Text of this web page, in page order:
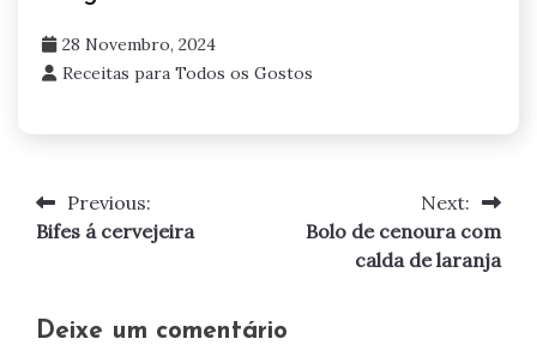
28 Novembro, 2024
Receitas para Todos os Gostos
Navegação
Previous:
Bifes á cervejeira
Next:
Bolo de cenoura com
calda de laranja
Deixe um comentário